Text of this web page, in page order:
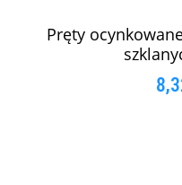
Pręty